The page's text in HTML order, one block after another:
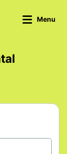
Menu